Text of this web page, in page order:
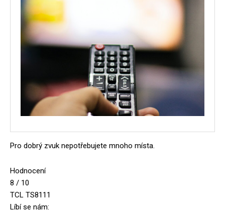
Pro dobrý zvuk nepotřebujete mnoho místa.
Hodnocení
8 / 10
TCL TS8111
Líbí se nám: